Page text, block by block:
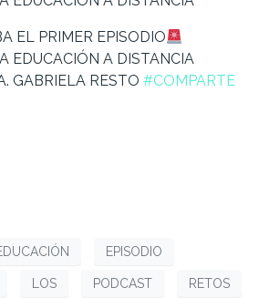
EL PRIMER EPISODIO
EDUCACIÓN A DISTANCIA
GABRIELA RESTO #COMPARTE
EPISODIO
LOS PODCAST RETOS